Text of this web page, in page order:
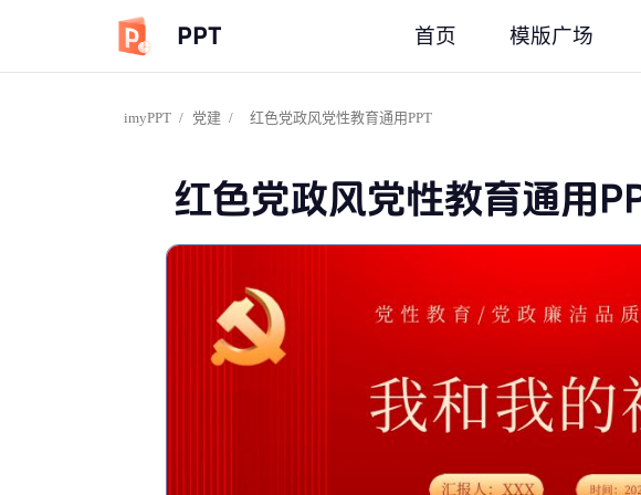
PPT 首页 模版广场
imyPPT / 党建 / 红色党政风党性教育通用PPT
红色党政风党性教育通用